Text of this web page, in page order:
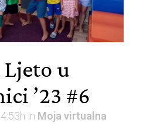
Ljeto u
’23 #6
in Moja virtualna